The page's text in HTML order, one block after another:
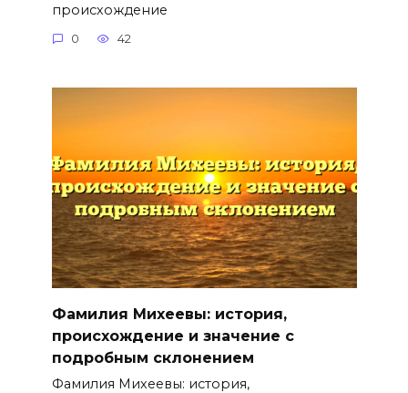
происхождение
0 42
Фамилия Михеевы: история,
происхождение и значение с
подробным склонением
Фамилия Михеевы: история,